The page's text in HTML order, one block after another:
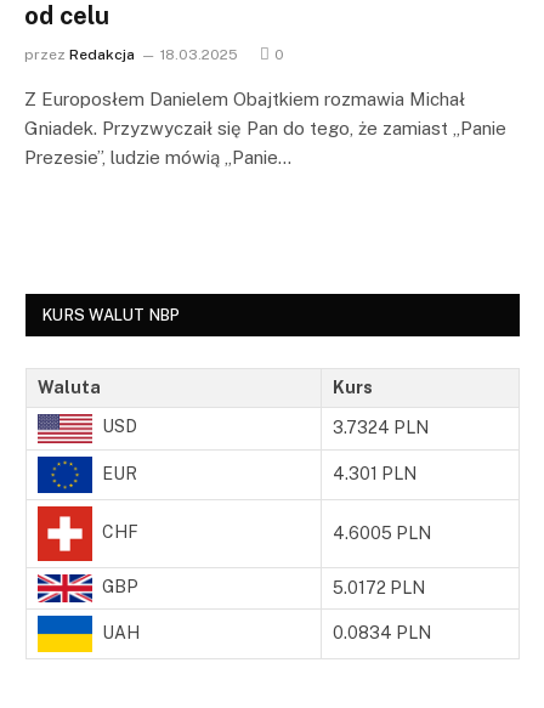
od celu
przez Redakcja 18.03.2025 0
Z Europosłem Danielem Obajtkiem rozmawia Michał
Gniadek. Przyzwyczaił się Pan do tego, że zamiast „Panie
Prezesie”, ludzie mówią „Panie…
KURS WALUT NBP
Waluta Kurs
USD 3.7324 PLN
EUR 4.301 PLN
CHF 4.6005 PLN
GBP 5.0172 PLN
UAH 0.0834 PLN